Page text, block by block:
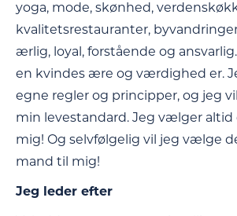
yoga, mode, skønhed,
kvalitetsrestauranter,
ærlig, loyal, forstående og
en kvindes ære og værdighed er.
egne regler og principper, og jeg
min levestandard. Jeg vælger
mig! Og selvfølgelig vil jeg vælge
mand til mig!
Jeg leder efter